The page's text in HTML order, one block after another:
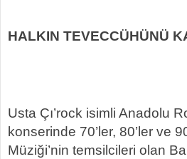
HALKIN TEVECCÜHÜNÜ
Usta Çı’rock isimli Anadolu
konserinde 70’ler, 80’ler ve
Müziği’nin temsilcileri olan